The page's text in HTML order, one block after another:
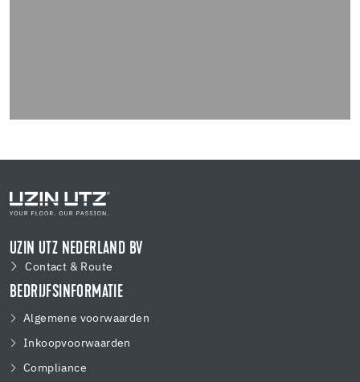
UZIN UTZ NEDERLAND BV
Contact & Route
BEDRIJFSINFORMATIE
Algemene voorwaarden
Inkoopvoorwaarden
Compliance